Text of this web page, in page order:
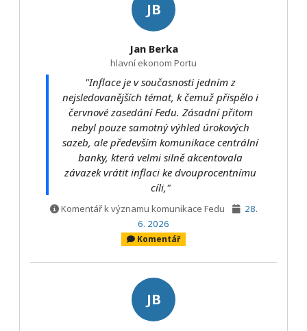
JB
Jan Berka
hlavní ekonom Portu
"Inflace je v současnosti jedním z
nejsledovanějších témat, k čemuž přispělo i
červnové zasedání Fedu. Zásadní přitom
nebyl pouze samotný výhled úrokových
sazeb, ale především komunikace centrální
banky, která velmi silně akcentovala
závazek vrátit inflaci ke dvouprocentnímu
cíli,"
Komentář k významu komunikace Fedu
28.
6. 2026
Komentář
JB